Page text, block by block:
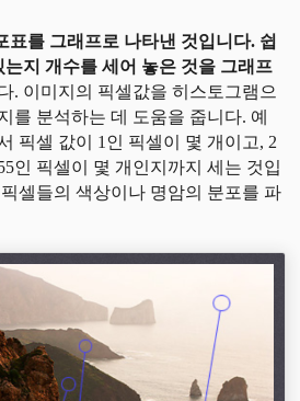
표를 그래프로 나타낸 것입니다. 쉽
지 개수를 세어 놓은 것을 그래프
. 이미지의 픽셀값을 히스토그램으
를 분석하는 데 도움을 줍니다. 예
픽셀 값이 1인 픽셀이 몇 개이고, 2
인 픽셀이 몇 개인지까지 세는 것입
셀들의 색상이나 명암의 분포를 파